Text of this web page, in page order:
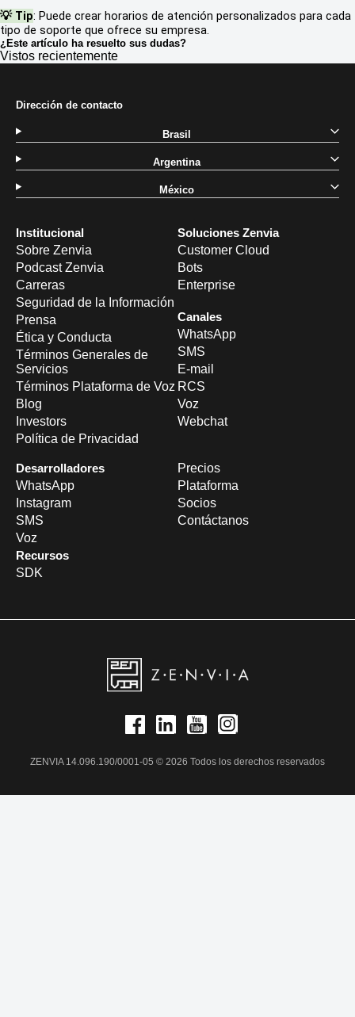
💡 Tip: Puede crear horarios de atención personalizados para cada
tipo de soporte que ofrece su empresa.
¿Este artículo ha resuelto sus dudas?
Vistos recientemente
Institucional
Sobre Zenvia
Podcast Zenvia
Carreras
Seguridad de la Información
Prensa
Ética y Conducta
Términos Generales de
Servicios
Términos Plataforma de Voz
Blog
Investors
Política de Privacidad
Soluciones Zenvia
Customer Cloud
Bots
Enterprise
Canales
WhatsApp
SMS
E-mail
RCS
Voz
Webchat
Desarrolladores
WhatsApp
Instagram
SMS
Voz
Recursos
SDK
Precios
Plataforma
Socios
Contáctanos
Dirección de contacto
Brasil
Argentina
México
ZENVIA 14.096.190/0001-05 © 2026 Todos los derechos reservados